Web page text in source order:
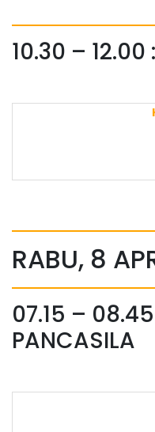
10.30 – 12.00
RABU, 8
07.15 –
PANCASILA